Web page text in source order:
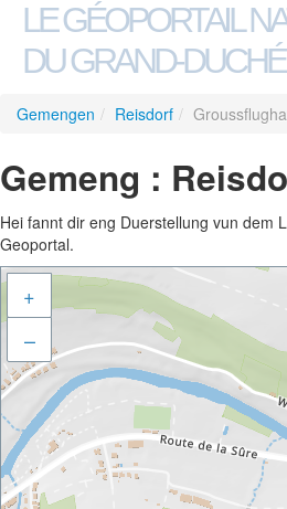
LE GÉOPORTAIL
DU GRAND-
Gemengen / Reisdorf /
Gemeng :
Hei fannt dir eng Duerstellung vun dem
Geoportal.
+
–